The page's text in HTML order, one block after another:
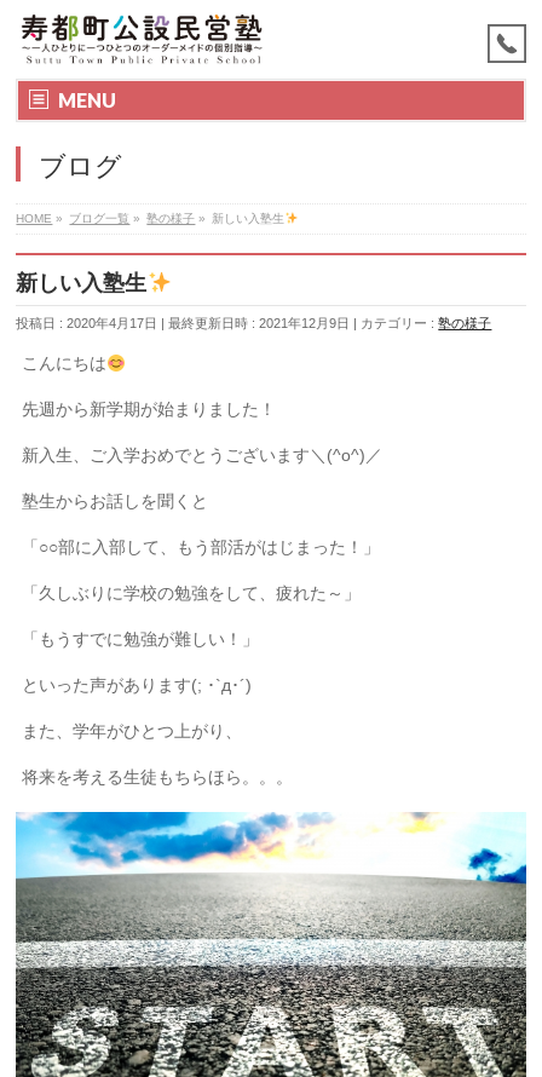
MENU
ブログ
HOME » ブログ一覧 » 塾の様子 » 新しい入塾生
新しい入塾生
投稿日 : 2020年4月17日 最終更新日時 : 2021年12月9日 カテゴリー :塾の様子
こんにちは
先週から新学期が始まりました！
新入生、ご入学おめでとうございます＼(^o^)／
塾生からお話しを聞くと
「○○部に入部して、もう部活がはじまった！」
「久しぶりに学校の勉強をして、疲れた～」
「もうすでに勉強が難しい！」
といった声があります(; ･`д･´)
また、学年がひとつ上がり、
将来を考える生徒もちらほら。。。